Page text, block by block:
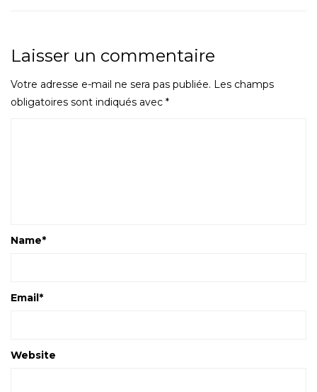
Laisser un commentaire
Votre adresse e-mail ne sera pas publiée. Les champs
obligatoires sont indiqués avec *
Name*
Email*
Website